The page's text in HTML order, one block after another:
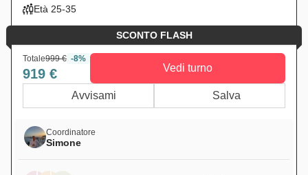
Età 25-35
SCONTO FLASH
Totale999 € -8%
919 € Vedi turno
Avvisami Salva
Coordinatore
Simone